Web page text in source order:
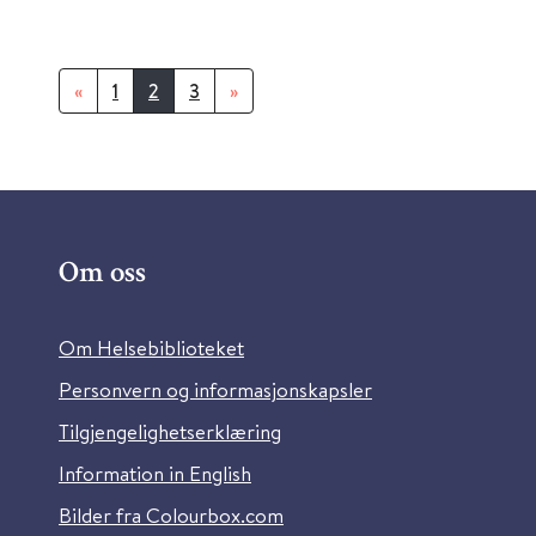
« 1 2 3 »
Om oss
Om Helsebiblioteket
Personvern og informasjonskapsler
Tilgjengelighetserklæring
Information in English
Bilder fra Colourbox.com